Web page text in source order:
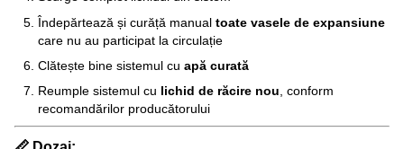
Îndepărtează și curăță manual toate vasele de expansiune
care nu au participat la circulație
Clătește bine sistemul cu apă curată
Reumple sistemul cu lichid de răcire nou, conform
recomandărilor producătorului